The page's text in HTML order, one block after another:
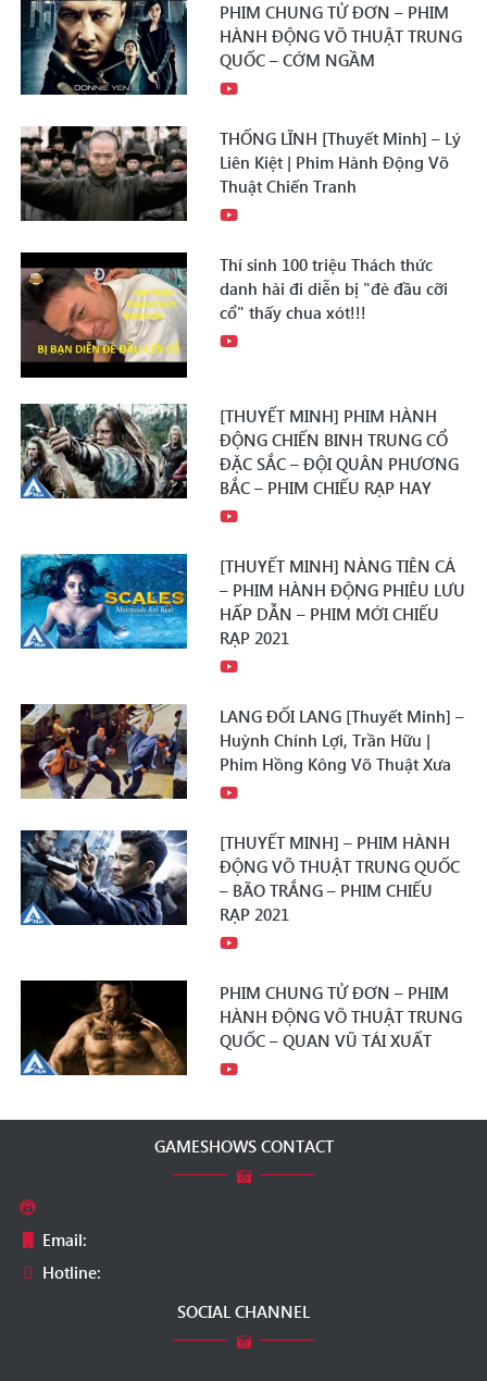
PHIM CHUNG TỬ ĐƠN – PHIM
HÀNH ĐỘNG VÕ THUẬT TRUNG
QUỐC – CỚM NGẦM
THỐNG LĨNH [Thuyết Minh] – Lý
Liên Kiệt | Phim Hành Động Võ
Thuật Chiến Tranh
Thí sinh 100 triệu Thách thức
danh hài đi diễn bị "đè đầu cỡi
cổ" thấy chua xót!!!
[THUYẾT MINH] PHIM HÀNH
ĐỘNG CHIẾN BINH TRUNG CỔ
ĐẶC SẮC – ĐỘI QUÂN PHƯƠNG
BẮC – PHIM CHIẾU RẠP HAY
[THUYẾT MINH] NÀNG TIÊN CÁ
– PHIM HÀNH ĐỘNG PHIÊU LƯU
HẤP DẪN – PHIM MỚI CHIẾU
RẠP 2021
LANG ĐỐI LANG [Thuyết Minh] –
Huỳnh Chính Lợi, Trần Hữu |
Phim Hồng Kông Võ Thuật Xưa
[THUYẾT MINH] – PHIM HÀNH
ĐỘNG VÕ THUẬT TRUNG QUỐC
– BÃO TRẮNG – PHIM CHIẾU
RẠP 2021
PHIM CHUNG TỬ ĐƠN – PHIM
HÀNH ĐỘNG VÕ THUẬT TRUNG
QUỐC – QUAN VŨ TÁI XUẤT
GAMESHOWS CONTACT
Email:
Hotline:
SOCIAL CHANNEL